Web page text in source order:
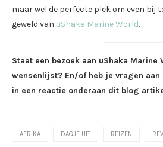
maar wel de perfecte plek om even bij
geweld van uShaka Marine World.
Staat een bezoek aan uShaka Marine
wensenlijst? En/of heb je vragen
in een reactie onderaan dit blog
AFRIKA DAGJE UIT REIZEN